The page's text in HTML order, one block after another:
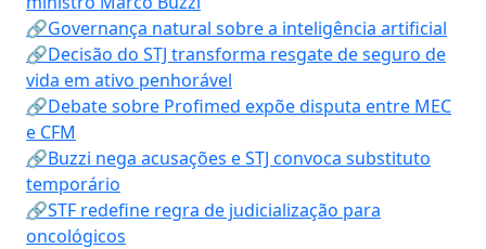
🔗Governança natural sobre a inteligência artificial
🔗Decisão do STJ transforma resgate de seguro de
vida em ativo penhorável
🔗Debate sobre Profimed expõe disputa entre MEC
e CFM
🔗Buzzi nega acusações e STJ convoca substituto
temporário
🔗STF redefine regra de judicialização para
oncológicos